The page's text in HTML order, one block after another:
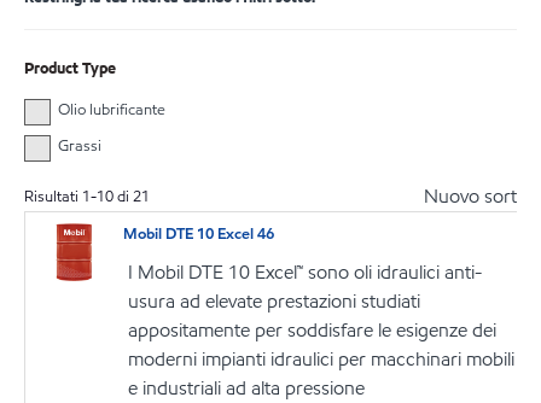
Product Type
Olio lubrificante
Grassi
Risultati 1-10di 21 Nuovo sort
Mobil DTE 10 Excel 46
I Mobil DTE 10 Excel™ sono oli idraulici anti-
usura ad elevate prestazioni studiati
appositamente per soddisfare le esigenze dei
moderni impianti idraulici per macchinari mobili
e industriali ad alta pressione